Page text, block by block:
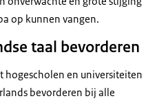
op kunnen vangen.
taal bevorderen
hogescholen en universiteiten
bevorderen bij alle